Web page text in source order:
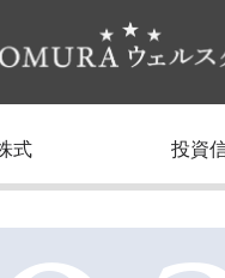
式 投資